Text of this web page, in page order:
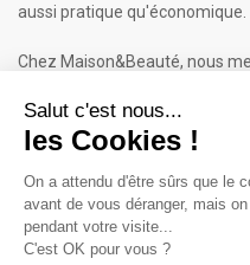
aussi pratique qu'économique.
Chez Maison&Beauté, nous
Maison & Beauté : Informations
À propos de nous
Conditions générales de
Plan du site
Contactez-nous